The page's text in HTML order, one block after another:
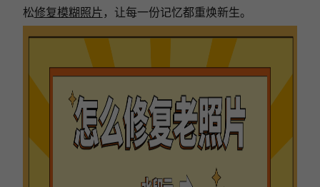
松修复模糊照片 ，让每一份记忆都重焕新生。